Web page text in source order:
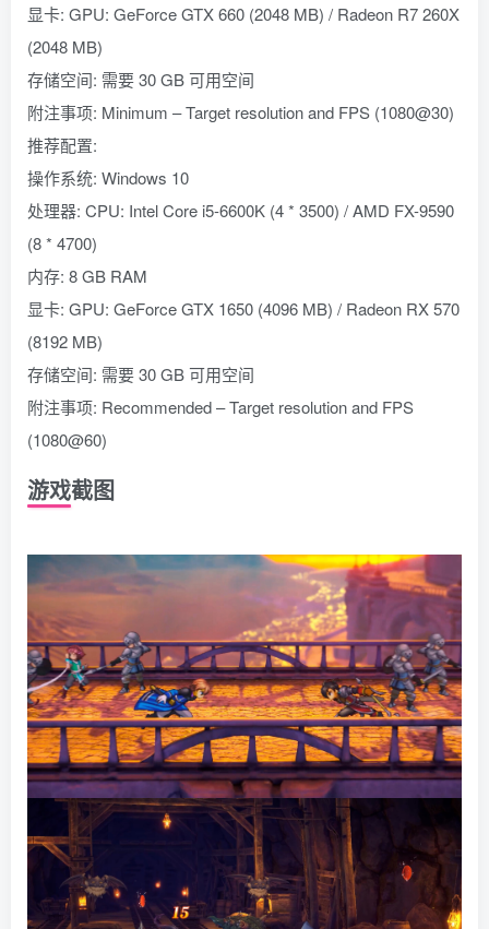
显卡: GPU: GeForce GTX 660 (2048 MB) / Radeon R7 260X
(2048 MB)
存储空间: 需要 30 GB 可用空间
附注事项: Minimum – Target resolution and FPS (1080@30)
推荐配置:
操作系统: Windows 10
处理器: CPU: Intel Core i5-6600K (4 * 3500) / AMD FX-9590
(8 * 4700)
内存: 8 GB RAM
显卡: GPU: GeForce GTX 1650 (4096 MB) / Radeon RX 570
(8192 MB)
存储空间: 需要 30 GB 可用空间
附注事项: Recommended – Target resolution and FPS
(1080@60)
游戏截图